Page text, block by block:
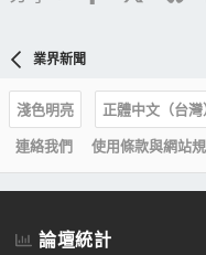
業界新聞
淺色明亮
正體中文（台灣
連絡我們
使用條款與網站
論壇統計